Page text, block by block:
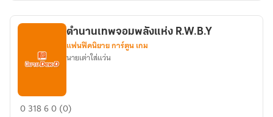
ตำนาน
ตำนานเทพจอมพลังแห่ง R.W.B.Y
แฟนฟิคนิยาย การ์ตูน เกม
นายเต่าใส่แว่น
031860 (0)